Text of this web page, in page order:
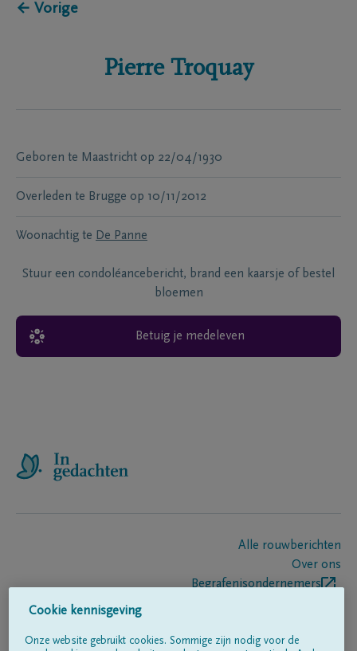
← Vorige
Pierre Troquay
Geboren te Maastricht op 22/04/1930
Overleden te Brugge op 10/11/2012
Woonachtig te De Panne
Stuur een condoléancebericht, brand een kaarsje of bestel
bloemen
Betuig je medeleven
Alle rouwberichten
Over ons
Begrafenisondernemers
Cookie kennisgeving
Onze website gebruikt cookies. Sommige zijn nodig voor de